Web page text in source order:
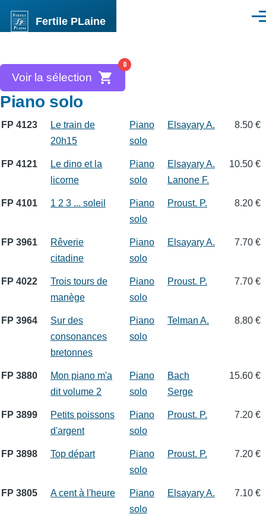
Fertile PLaine
0
Voir la sélection
Piano solo
FP 4123
Le train de
20h15
Piano
solo
Elsayary A. 8.50 €
FP 4121
Le dino et la
licorne
Piano
solo
Elsayary A.
Lanone F.
10.50 €
FP 4101 1 2 3 ... soleil
Piano
solo
Proust. P. 8.20 €
FP 3961
Rêverie
citadine
Piano
solo
Elsayary A. 7.70 €
FP 4022
Trois tours de
manège
Piano
solo
Proust. P. 7.70 €
FP 3964
Sur des
consonances
bretonnes
Piano
solo
Telman A. 8.80 €
FP 3880
Mon piano m'a
dit volume 2
Piano
solo
Bach
Serge
15.60 €
FP 3899
Petits poissons
d'argent
Piano
solo
Proust. P. 7.20 €
FP 3898 Top départ
Piano
solo
Proust. P. 7.20 €
FP 3805 A cent à l'heure
Piano
solo
Elsayary A. 7.10 €